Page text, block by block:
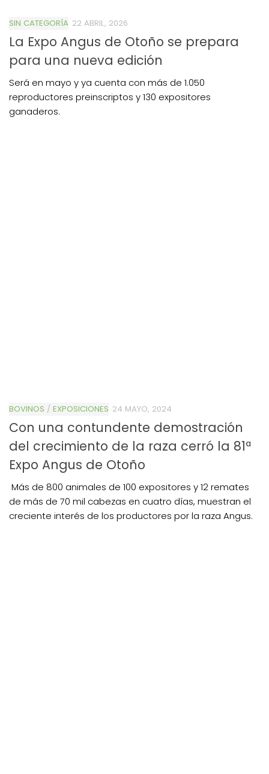
SIN CATEGORÍA 22 ABRIL, 2026
La Expo Angus de Otoño se prepara
para una nueva edición
Será en mayo y ya cuenta con más de 1.050
reproductores preinscriptos y 130 expositores
ganaderos.
BOVINOS / EXPOSICIONES 24 MAYO, 2024
Con una contundente demostración
del crecimiento de la raza cerró la 81ª
Expo Angus de Otoño
Más de 800 animales de 100 expositores y 12 remates
de más de 70 mil cabezas en cuatro días, muestran el
creciente interés de los productores por la raza Angus.